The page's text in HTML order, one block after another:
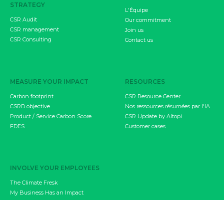
STRATEGY
CSR Audit
CSR management
CSR Consulting
MEASURE YOUR IMPACT
Carbon footprint
CSRD objective
Product / Service Carbon Score
FDES
INVOLVE YOUR EMPLOYEES
The Climate Fresk
My Business Has an Impact
L'Équipe
Our commitment
Join us
Contact us
RESOURCES
CSR Resource Center
Nos ressources résumées par l'IA
CSR Update by Altopi
Customer cases